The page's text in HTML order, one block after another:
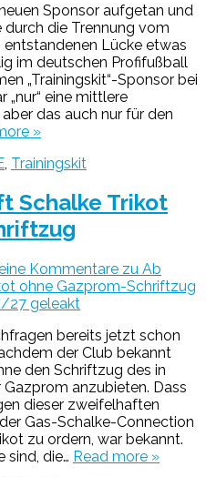
Sponsor aufgetan und
die Trennung vom
Lücke etwas
im deutschen Profifußball
„Trainingskit“-Sponsor bei
„nur“ eine mittlere
das auch nur für den
»
Trainingskit
Schalke Trikot
Kommentare zu Ab
ohne Gazprom-Schriftzug
bereits jetzt schon
der Club bekannt
den Schriftzug des in
anzubieten. Dass
dieser zweifelhaften
Gas-Schalke-Connection
zu ordern, war bekannt.
sind, die… Read more »